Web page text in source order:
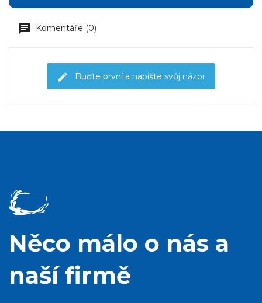
Komentáře (0)
Buďte první a napište svůj názor
Něco málo o nás a
naší firmě